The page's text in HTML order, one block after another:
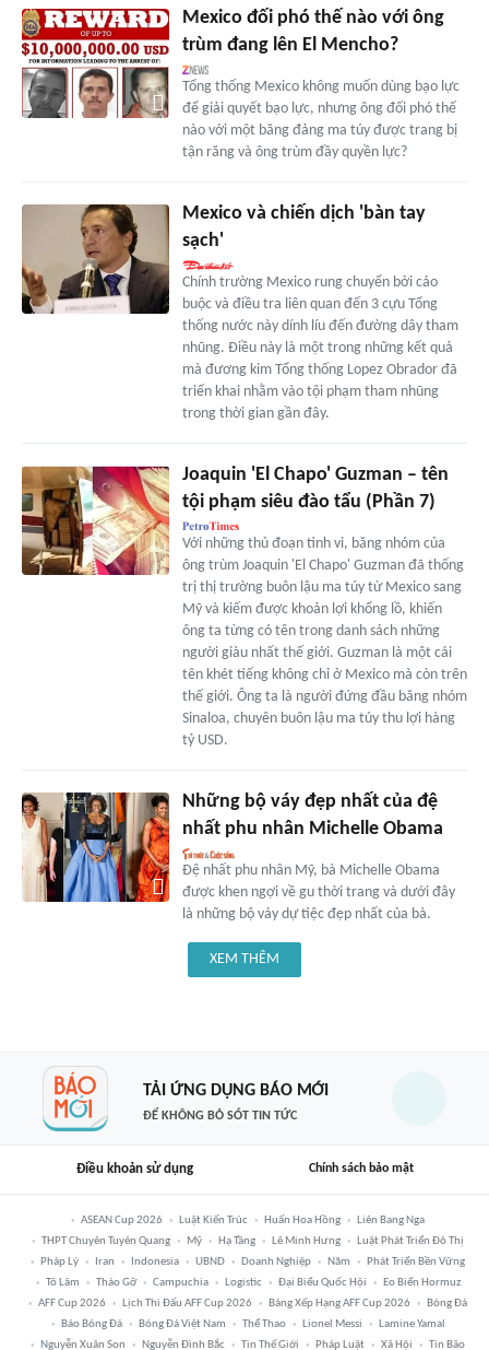
Mexico đối phó thế nào với ông
trùm đang lên El Mencho?
Tổng thống Mexico không muốn dùng bạo lực
để giải quyết bạo lực, nhưng ông đối phó thế
nào với một băng đảng ma túy được trang bị
tận răng và ông trùm đầy quyền lực?
Mexico và chiến dịch 'bàn tay
sạch'
Chính trường Mexico rung chuyển bởi cáo
buộc và điều tra liên quan đến 3 cựu Tổng
thống nước này dính líu đến đường dây tham
nhũng. Điều này là một trong những kết quả
mà đương kim Tổng thống Lopez Obrador đã
triển khai nhằm vào tội phạm tham nhũng
trong thời gian gần đây.
Joaquin 'El Chapo' Guzman – tên
tội phạm siêu đào tẩu (Phần 7)
Với những thủ đoạn tinh vi, băng nhóm của
ông trùm Joaquin 'El Chapo' Guzman đã thống
trị thị trường buôn lậu ma túy từ Mexico sang
Mỹ và kiếm được khoản lợi khổng lồ, khiến
ông ta từng có tên trong danh sách những
người giàu nhất thế giới. Guzman là một cái
tên khét tiếng không chỉ ở Mexico mà còn trên
thế giới. Ông ta là người đứng đầu băng nhóm
Sinaloa, chuyên buôn lậu ma túy thu lợi hàng
tỷ USD.
Những bộ váy đẹp nhất của đệ
nhất phu nhân Michelle Obama
Đệ nhất phu nhân Mỹ, bà Michelle Obama
được khen ngợi về gu thời trang và dưới đây
là những bộ váy dự tiệc đẹp nhất của bà.
XEM THÊM
TẢI ỨNG DỤNG BÁO MỚI
ĐỂ KHÔNG BỎ SÓT TIN TỨC
Điều khoản sử dụng Chính sách bảo mật
ASEAN Cup 2026 Luật Kiến Trúc Huấn Hoa Hồng
Liên Bang Nga
THPT Chuyên Tuyên Quang
Mỹ Hạ Tầng Lê Minh Hưng
Luật Phát Triển Đô Thị
Pháp Lý
Iran Indonesia UBND Doanh Nghiệp Năm
Phát Triển Bền Vững
Tô Lâm
Tháo Gỡ Campuchia Logistic Đại Biểu Quốc Hội
Eo Biển Hormuz
AFF Cup 2026
Lịch Thi Đấu AFF Cup 2026 Bảng Xếp Hạng AFF Cup 2026
Bóng Đá
Báo Bóng Đá
Bóng Đá Việt Nam Thể Thao Lionel Messi
Lamine Yamal
Nguyễn Xuân Son
Nguyễn Đình Bắc Tin Thế Giới Pháp Luật Xã Hội Tin Bão